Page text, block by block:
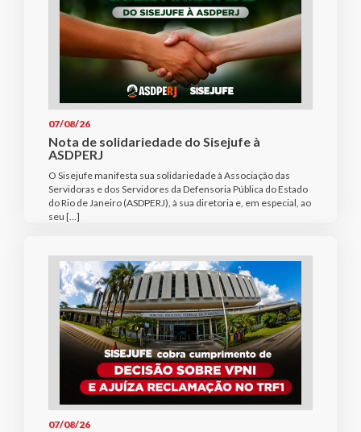
07/08/26
Nota de solidariedade do Sisejufe à
ASDPERJ
O Sisejufe manifesta sua solidariedade à Associação das
Servidoras e dos Servidores da Defensoria Pública do Estado
do Rio de Janeiro (ASDPERJ), à sua diretoria e, em especial, ao
seu […]
07/08/26